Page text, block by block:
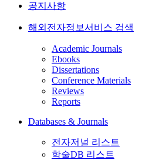
공지사항
해외전자정보서비스 검색
Academic Journals
Ebooks
Dissertations
Conference Materials
Reviews
Reports
Databases & Journals
전자저널 리스트
학술DB 리스트